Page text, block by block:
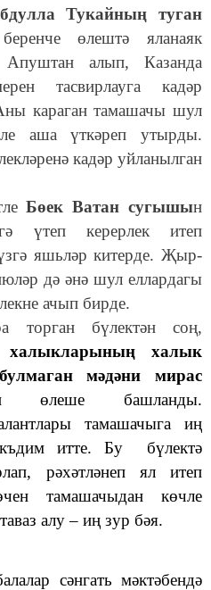
Тукайның туган
өлештә яланаяк
алып, Казанда
тасвирлауга кадәр
караган тамашачы шул
аша үткәреп утырды.
кадәр уйланылган
Бөек Ватан сугышын
үтеп керерлек итеп
яшьләр китерде. Җыр-
дә әнә шул еллардагы
ачып бирде.
торган бүлектән соң,
халыкларының халык
мәдәни мирас
өлеше башланды.
тамашачыга иң
итте. Бу бүлектә
рәхәтләнеп ял итеп
тамашачыдан көчле
алу – иң зур бәя.
сәнгать мәктәбендә